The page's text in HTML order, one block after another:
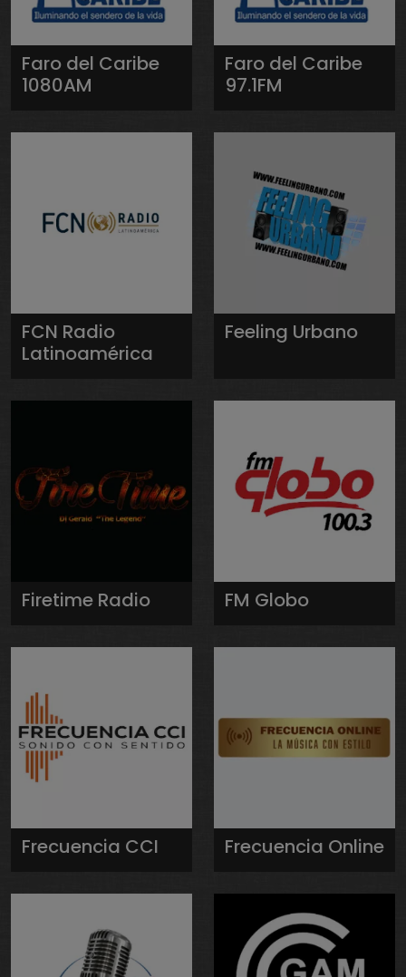
Faro del Caribe
1080AM
Faro del Caribe
97.1FM
FCN Radio
Latinoamérica
Feeling Urbano
Firetime Radio FM Globo
Frecuencia CCI Frecuencia Online